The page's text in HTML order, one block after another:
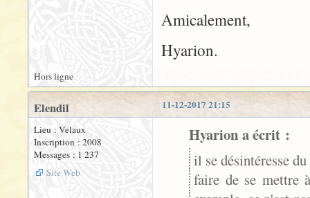
Amicalement,
Hyarion.
Hors ligne
11-12-2017 21:15
Elendil
Lieu : Velaux
Inscription : 2008
Messages : 1 237
Site Web
Hyarion a écrit :
il se désintéresse
faire de se mettre